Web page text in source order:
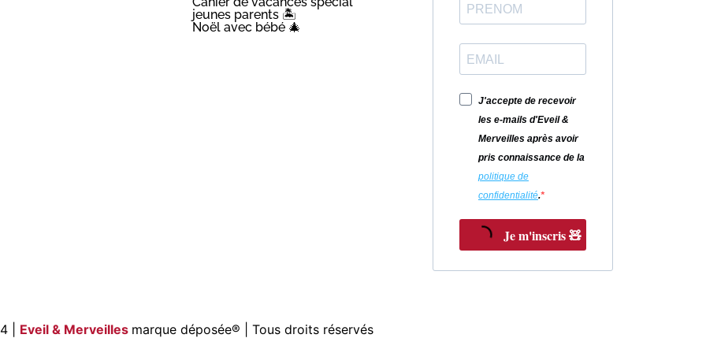
jeunes parents 🏝️
Noël avec bébé 🎄
J'accepte de recevoir
les e-mails d'Eveil &
Merveilles après avoir
pris connaissance de la
politique de
confidentialité.
Je m'inscris 🧸
| Eveil & Merveilles marque déposée® | Tous droits réservés